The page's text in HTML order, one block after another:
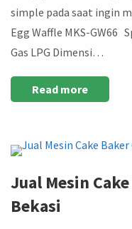
simple pada saat ingin
Egg Waffle MKS-GW66
Gas LPG Dimensi…
Read more
Jual Mesin
Bekasi